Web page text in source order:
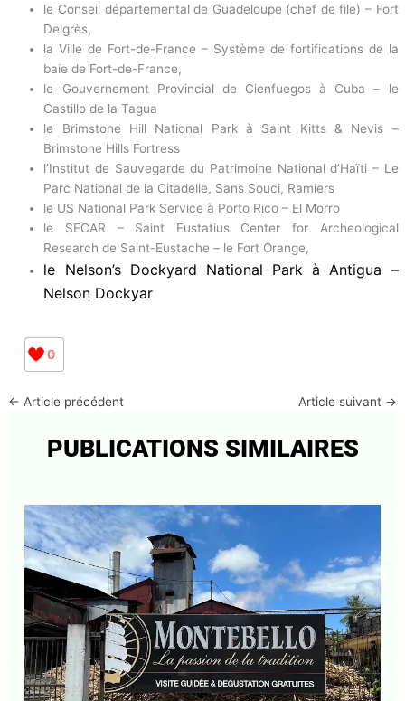
le Conseil départemental de Guadeloupe (chef de file) – Fort
Delgrès,
la Ville de Fort-de-France – Système de fortifications de la
baie de Fort-de-France,
le Gouvernement Provincial de Cienfuegos à Cuba – le
Castillo de la Tagua
le Brimstone Hill National Park à Saint Kitts & Nevis –
Brimstone Hills Fortress
l’Institut de Sauvegarde du Patrimoine National d’Haïti – Le
Parc National de la Citadelle, Sans Souci, Ramiers
le US National Park Service à Porto Rico – El Morro
le SECAR – Saint Eustatius Center for Archeological
Research de Saint-Eustache – le Fort Orange,
le Nelson’s Dockyard National Park à Antigua –
Nelson Dockyar
0
← Article précédent Article suivant →
PUBLICATIONS SIMILAIRES